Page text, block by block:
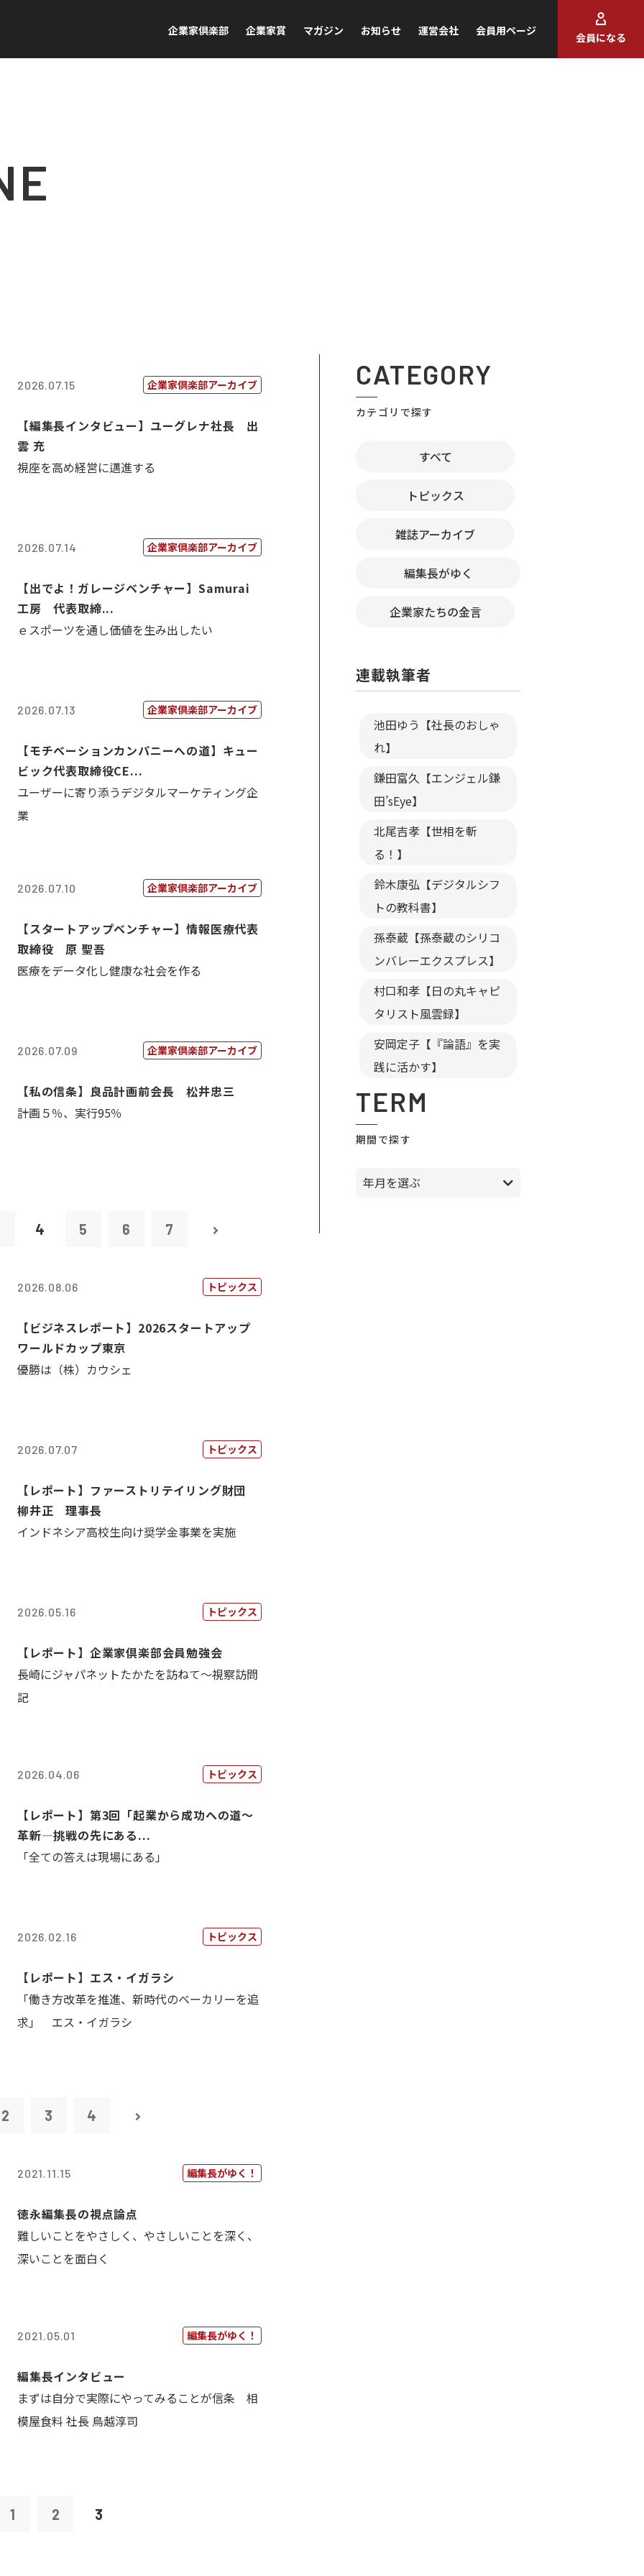
企業家倶楽部 企業家賞 マガジン お知らせ 運営会社 会員用ページ
会員になる
2026.07.15 企業家倶楽部アーカイブ
【編集長インタビュー】ユーグレナ社長 出
雲 充
視座を高め経営に邁進する
2026.07.14 企業家倶楽部アーカイブ
【出でよ！ガレージベンチャー】Samurai
工房 代表取締...
ｅスポーツを通し価値を生み出したい
2026.07.13 企業家倶楽部アーカイブ
【モチベーションカンパニーへの道】キュー
ビック代表取締役CE...
ユーザーに寄り添うデジタルマーケティング企
業
2026.07.10 企業家倶楽部アーカイブ
【スタートアップベンチャー】情報医療代表
取締役 原 聖吾
医療をデータ化し健康な社会を作る
2026.07.09 企業家倶楽部アーカイブ
【私の信条】良品計画前会長 松井忠三
計画５％、実行95％
4 5 6 7
2026.08.06 トピックス
【ビジネスレポート】2026スタートアップ
ワールドカップ東京
優勝は（株）カウシェ
2026.07.07 トピックス
【レポート】ファーストリテイリング財団
柳井正 理事長
インドネシア高校生向け奨学金事業を実施
2026.05.16 トピックス
【レポート】企業家倶楽部会員勉強会
長崎にジャパネットたかたを訪ねて～視察訪問
記
2026.04.06 トピックス
【レポート】第3回「起業から成功への道～
革新―挑戦の先にある...
「全ての答えは現場にある」
2026.02.16 トピックス
【レポート】エス・イガラシ
「働き方改革を推進、新時代のベーカリーを追
求」 エス・イガラシ
2 3 4
2021.11.15 編集長がゆく！
徳永編集長の視点論点
難しいことをやさしく、やさしいことを深く、
深いことを面白く
2021.05.01 編集長がゆく！
編集長インタビュー
まずは自分で実際にやってみることが信条 相
模屋食料 社長 鳥越淳司
1 2 3
CATEGORY
カテゴリで探す
すべて
トピックス
雑誌アーカイブ
編集長がゆく
企業家たちの金言
連載執筆者
池田ゆう【社長のおしゃ
れ】
鎌田富久【エンジェル鎌
田’sEye】
北尾吉孝【世相を斬
る！】
鈴木康弘【デジタルシフ
トの教科書】
孫泰蔵【孫泰蔵のシリコ
ンバレーエクスプレス】
村口和孝【日の丸キャピ
タリスト風雲録】
安岡定子【『論語』を実
践に活かす】
TERM
期間で探す
年月を選ぶ